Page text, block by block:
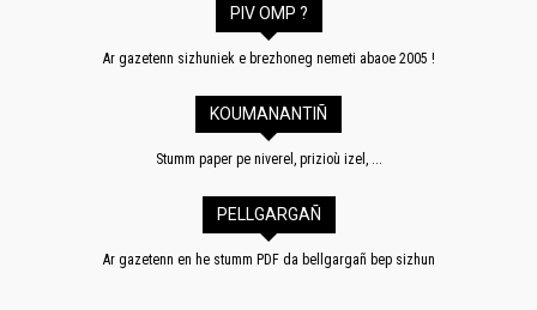
PIV OMP ?
Ar gazetenn sizhuniek e brezhoneg nemeti abaoe 2005 !
KOUMANANTIÑ
Stumm paper pe niverel, prizioù izel, ...
PELLGARGAÑ
Ar gazetenn en he stumm PDF da bellgargañ bep sizhun